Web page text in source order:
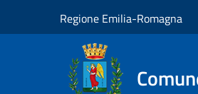
Regione Emilia-Romagna